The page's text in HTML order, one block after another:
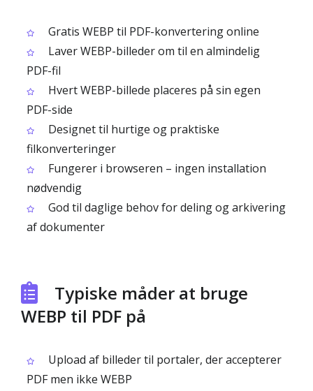
Gratis WEBP til PDF-konvertering online
Laver WEBP-billeder om til en almindelig
PDF-fil
Hvert WEBP-billede placeres på sin egen
PDF-side
Designet til hurtige og praktiske
filkonverteringer
Fungerer i browseren – ingen installation
nødvendig
God til daglige behov for deling og arkivering
af dokumenter
Typiske måder at bruge
WEBP til PDF på
Upload af billeder til portaler, der accepterer
PDF men ikke WEBP